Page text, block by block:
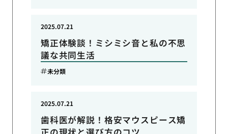
矯正体験談！ミシミシ音と私の不思
議な共同生活
2025.07.21
未分類
歯科医が解説！格安マウスピース矯
2025.07.21